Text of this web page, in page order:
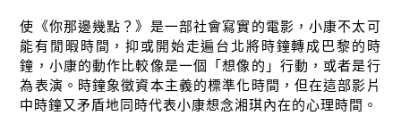
使《你那邊幾點？》是一部社會寫實的電影，小康不太可
能有閒暇時間，抑或開始走遍台北將時鐘轉成巴黎的時
鐘，小康的動作比較像是一個「想像的」行動，或者是行
為表演。時鐘象徵資本主義的標準化時間，但在這部影片
中時鐘又矛盾地同時代表小康想念湘琪內在的心理時間。